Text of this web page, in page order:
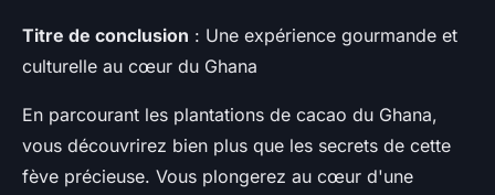
Titre de conclusion : Une expérience gourmande et
culturelle au cœur du Ghana
En parcourant les plantations de cacao du Ghana,
vous découvrirez bien plus que les secrets de cette
fève précieuse. Vous plongerez au cœur d'une